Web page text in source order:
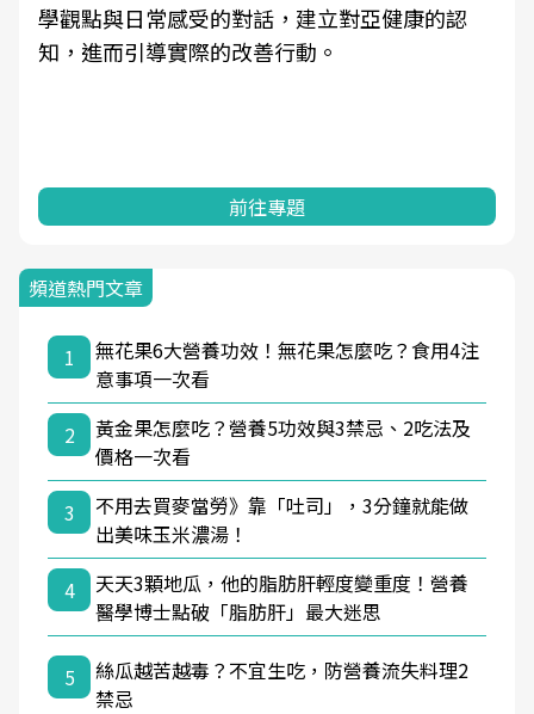
學觀點與日常感受的對話，建立對亞健康的認
知，進而引導實際的改善行動。
前往專題
頻道熱門文章
1
無花果6大營養功效！無花果怎麼吃？食用4注
意事項一次看
2
黃金果怎麼吃？營養5功效與3禁忌、2吃法及
價格一次看
3
不用去買麥當勞》靠「吐司」，3分鐘就能做
出美味玉米濃湯！
4
天天3顆地瓜，他的脂肪肝輕度變重度！營養
醫學博士點破「脂肪肝」最大迷思
5
絲瓜越苦越毒？不宜生吃，防營養流失料理2
禁忌